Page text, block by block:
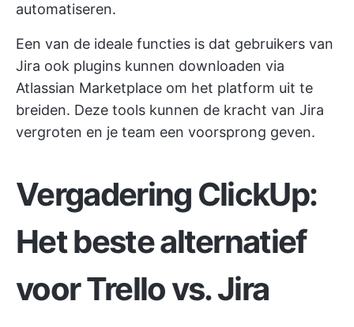
automatiseren.
Een van de ideale functies is dat gebruikers van
Jira ook plugins kunnen downloaden via
Atlassian Marketplace om het platform uit te
breiden. Deze tools kunnen de kracht van Jira
vergroten en je team een voorsprong geven.
Vergadering ClickUp:
Het beste alternatief
voor Trello vs. Jira